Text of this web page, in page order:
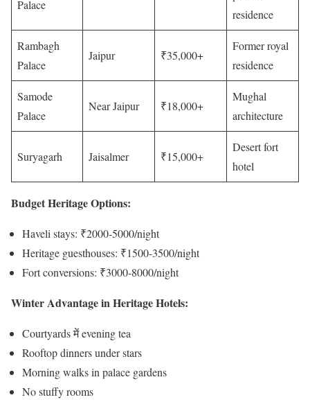
Palace
residence
Rambagh
Palace
Jaipur ₹35,000+
Former royal
residence
Samode
Palace
Near Jaipur ₹18,000+
Mughal
architecture
Suryagarh Jaisalmer ₹15,000+
Desert fort
hotel
Budget Heritage Options:
Haveli stays: ₹2000-5000/night
Heritage guesthouses: ₹1500-3500/night
Fort conversions: ₹3000-8000/night
Winter Advantage in Heritage Hotels:
Courtyards में evening tea
Rooftop dinners under stars
Morning walks in palace gardens
No stuffy rooms